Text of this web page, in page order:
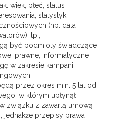
wiek, płeć, status
statystyki
(np. data
itp.;
być podmioty świadczące
prawne, informatyczne
w zakresie kampanii
przez okres min. 5 lat od
w którym upłynął
związku z zawartą umową
jednakże przepisy prawa